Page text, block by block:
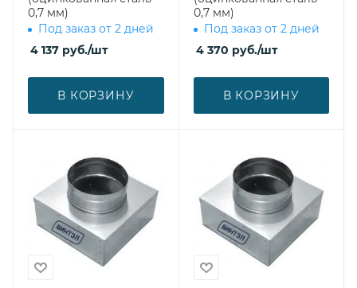
0,7 мм)
Под заказ от 2 дней
4 137 руб./шт
В КОРЗИНУ
0,7 мм)
Под заказ от 2 дней
4 370 руб./шт
В КОРЗИНУ